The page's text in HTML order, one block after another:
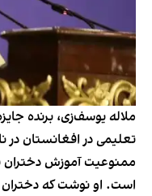
ملاله یوسف‌زی، برنده
تعلیمی در افغانستان
ممنوعیت آموزش دختران
است. او نوشت که